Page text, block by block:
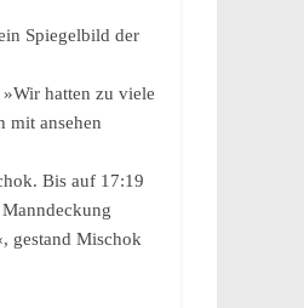
Spiegelbild der
hatten zu viele
mit ansehen
Bis auf 17:19
gestand Mischok